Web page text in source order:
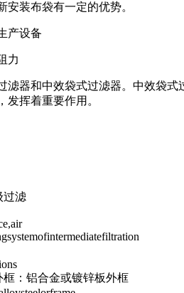
安装布袋有一定的优势。
产设备
滤器和中效袋式过滤器。中效袋
发挥着重要作用。
过滤
：铝合金或镀锌板外框